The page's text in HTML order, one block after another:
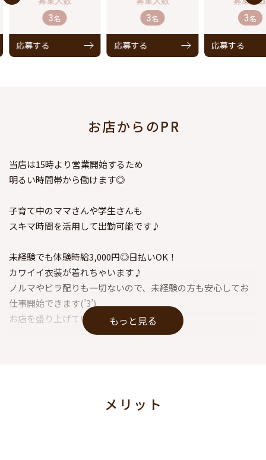
3名
応募する
3名
応募する
3名
応募する
お店からのPR
当店は15時より営業開始するため
明るい時間帯から働けます◎
子育て中のママさんや学生さんも
スキマ時間を活用して出勤可能です♪
未経験でも体験時給3,000円◎日払いOK！
カワイイ衣装が着れちゃいます♪
ノルマやビラ配りも一切ないので、未経験の方も安心してお
仕事開始できます(’3’)
お店を盛り上げていってください♪
もっと見る
メリット